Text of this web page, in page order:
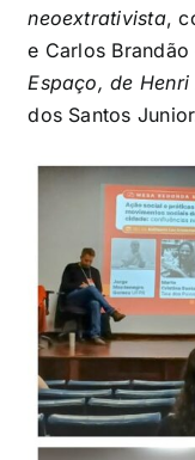
neoextrativista,
e Carlos Brandão
Espaço, de
dos Santos